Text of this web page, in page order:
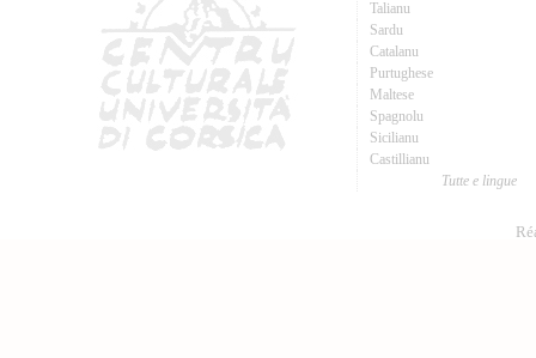
Talianu
Sardu
Catalanu
Purtughese
Maltese
Spagnolu
Sicilianu
Castillianu
Tutte e lingue